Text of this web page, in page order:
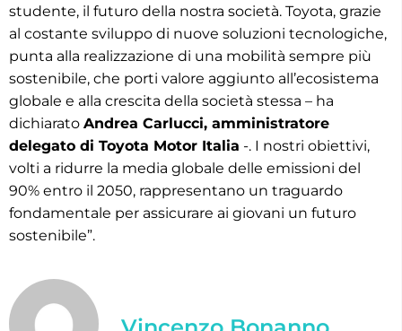
studente, il futuro della nostra società. Toyota, grazie
al costante sviluppo di nuove soluzioni tecnologiche,
punta alla realizzazione di una mobilità sempre più
sostenibile, che porti valore aggiunto all’ecosistema
globale e alla crescita della società stessa – ha
dichiarato Andrea Carlucci, amministratore
delegato di Toyota Motor Italia -. I nostri obiettivi,
volti a ridurre la media globale delle emissioni del
90% entro il 2050, rappresentano un traguardo
fondamentale per assicurare ai giovani un futuro
sostenibile”.